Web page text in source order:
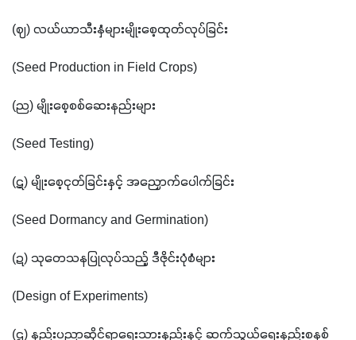
(ဈ) လယ်ယာသီးနှံများမျိုးစေ့ထုတ်လုပ်ခြင်း
(Seed Production in Field Crops)
(ည) မျိုးစေ့စစ်ဆေးနည်းများ
(Seed Testing)
(ဋ) မျိုးစေ့ငုတ်ခြင်းနှင့် အညှောက်ပေါက်ခြင်း
(Seed Dormancy and Germination)
(ဍ) သုတေသနပြုလုပ်သည့် ဒီဇိုင်းပုံစံများ
(Design of Experiments)
(ဌ) နည်းပညာဆိုင်ရာရေးသားနည်းနှင့် ဆက်သွယ်ရေးနည်းစနစ်